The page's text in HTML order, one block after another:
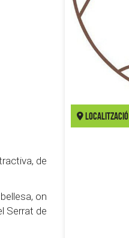
de
on
Serrat de
Localització